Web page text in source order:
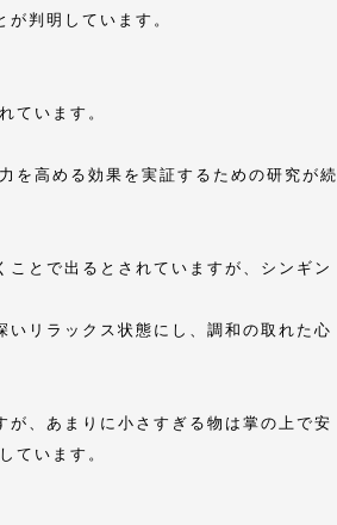
判明しています。
ています。
を高める効果を実証するための研究が続
とで出るとされていますが、シンギン
リラックス状態にし、調和の取れた心
、あまりに小さすぎる物は掌の上で安
ています。